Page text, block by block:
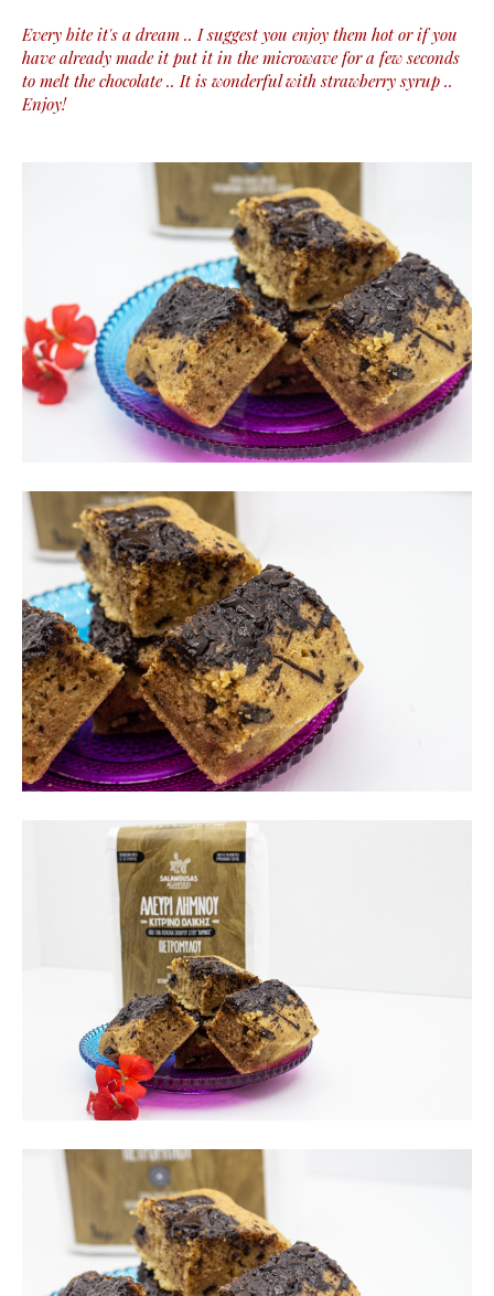
Every bite it's a dream .. I suggest you enjoy them hot or if you
have already made it put it in the microwave for a few seconds
to melt the chocolate .. It is wonderful with strawberry syrup ..
Enjoy!